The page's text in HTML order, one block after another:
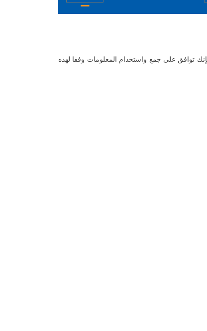
توافق على جمع واستخدام المعلومات وفقا لهذه